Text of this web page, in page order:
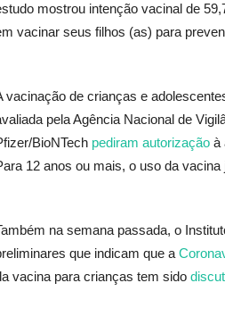
mostrou intenção vacinal de
vacinar seus filhos (as) para
vacinação de crianças e
pela Agência Nacional de
BioNTech pediram autorização à
12 anos ou mais, o uso da vacina
na semana passada, o
que indicam que a
vacina para crianças tem sido